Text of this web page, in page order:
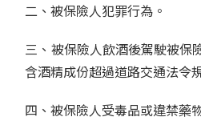
二、被保險人犯罪行為。
三、被保險人飲酒後駕駛被保
含酒精成份超過道路交通法令
四、被保險人受毒品或違禁藥